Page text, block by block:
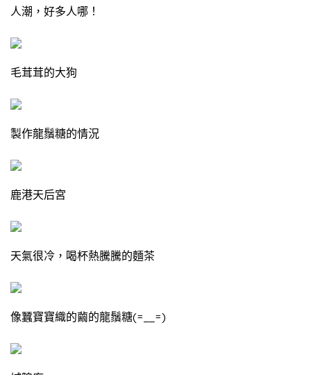
人潮，好多人哪！
毛茸茸的大狗
製作龍鬚糖的情況
鹿港天后宮
天氣很冷，喝杯熱騰騰的麵茶
像蠶寶寶織的繭的龍鬚糖(=__=)